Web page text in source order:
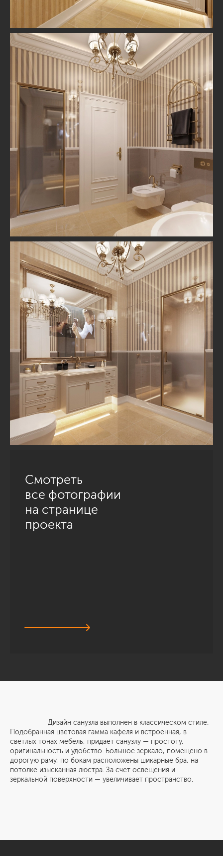
Смотреть
все фотографии
на странице
проекта
Дизайн санузла выполнен в классическом стиле.
Подобранная цветовая гамма кафеля и встроенная, в
светлых тонах мебель, придает санузлу — простоту,
оригинальность и удобство. Большое зеркало, помещено в
дорогую раму, по бокам расположены шикарные бра, на
потолке изысканная люстра. За счет освещения и
зеркальной поверхности — увеличивает пространство.